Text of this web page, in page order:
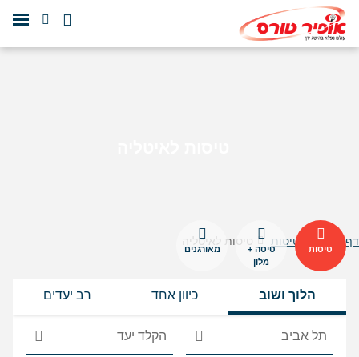
דף הבית טיסות טיסות לאיטליה
טיסות
טיסה +
מלון
מאורגנים
הלוך ושוב כיוון אחד רב יעדים